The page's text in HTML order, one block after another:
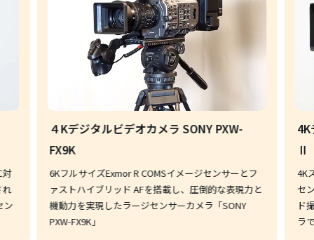
対
れ
ン
４Kデジタルビデオカメラ SONY PXW-
FX9K
6KフルサイズExmor R COMSイメージセンサーとフ
ァストハイブリッド AFを搭載し、圧倒的な表現力と
機動力を実現したラージセンサーカメラ「SONY
PXW-FX9K」
Ⅱ
4K
セ
ド
ラ